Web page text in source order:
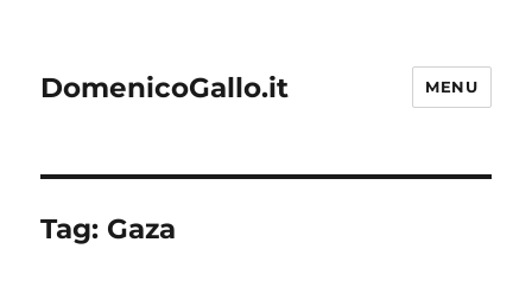
DomenicoGallo.it MENU
Tag: Gaza